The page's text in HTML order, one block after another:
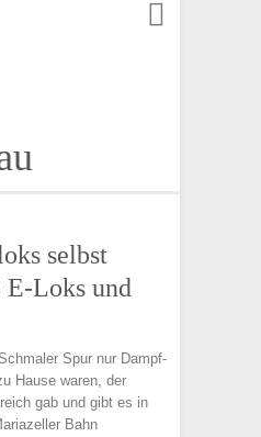
selbst
E-Loks und
Spur nur Dampf-
Hause waren, der
gab und gibt es in
Bahn